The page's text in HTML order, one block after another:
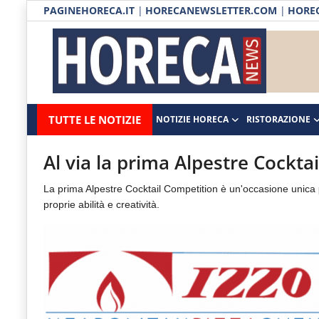
PAGINEHORECA.IT | HORECANEWSLETTER.COM |
Horecanews.it
-
Notizie
Horeca
Il
portale
Horeca
e
del
TUTTE LE NOTIZIE NOTIZIE HORECA RISTORAZIONE
Notizie HORECA
Ristorazione
Ospitalità
Distribuzione
Eventi
RUBRICHE
Al via la prima Alpestre
La prima Alpestre Cocktail Competition è un'occasione
proprie abilità e creatività.